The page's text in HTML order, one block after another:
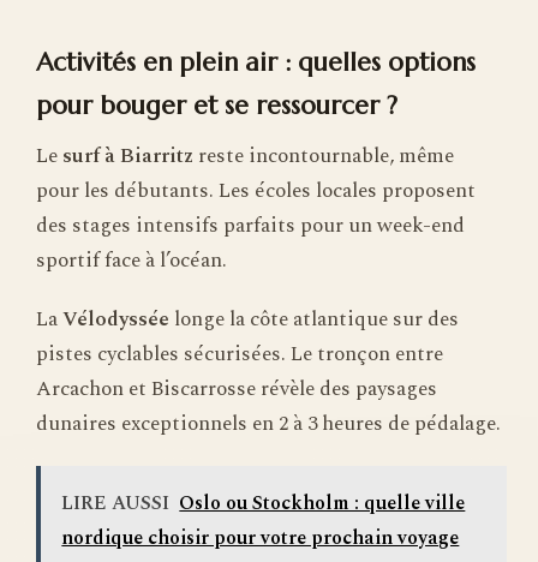
Activités en plein air : quelles options
pour bouger et se ressourcer ?
Lesurf à Biarritz reste incontournable, même
pour les débutants. Les écoles locales proposent
des stages intensifs parfaits pour un week-end
sportif face à l’océan.
LaVélodyssée longe la côte atlantique sur des
pistes cyclables sécurisées. Le tronçon entre
Arcachon et Biscarrosse révèle des paysages
dunaires exceptionnels en 2 à 3 heures de pédalage.
LIRE AUSSI Oslo ou Stockholm : quelle ville
nordique choisir pour votre prochain voyage